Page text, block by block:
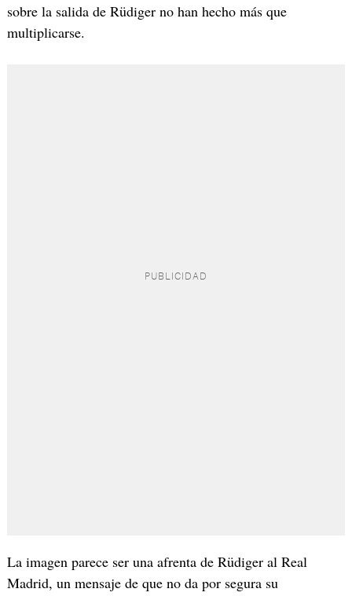
sobre la salida de Rüdiger no han hecho más que
multiplicarse.
La imagen parece ser una afrenta de Rüdiger al Real
Madrid, un mensaje de que no da por segura su